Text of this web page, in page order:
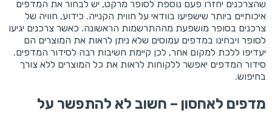
שהצרכנים יחזרו פעם נוספת לסופר מרקט, יש לבחור את המדפים
איכותיים ביותר שישפיעו בוודאי על חווית הקנייה. כידוע, חוויה של
צרכנים בסופר מושפעת מההתרשמות הראשונה. כאשר צרכנים יגיעו
לסופר ויבחינו במדפים עמוסים שלא ניתן לראות את המוצרים הם
יעדיפו ללכת למקום אחר, לכן קיימת חשיבות רבה לסידור המדפים.
סידור המדפים יאפשר ללקוחות לראות את כל המוצרים ללא צורך
בחיפוש.
מדפים לאחסון – חשוב לא להתפשר על